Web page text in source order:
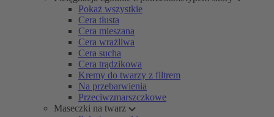
Pokaż wszystkie
Cera tłusta
Cera mieszana
Cera wrażliwa
Cera sucha
Cera trądzikowa
Kremy do twarzy z filtrem
Na przebarwienia
Przeciwzmarszczkowe
Maseczki na twarz